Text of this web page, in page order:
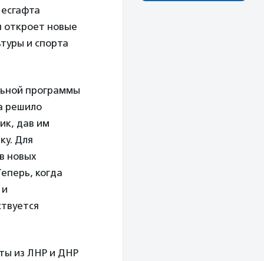
откроет новые
и спорта
программы
решило
дав им
Для
новых
когда
из ЛНР и ДНР